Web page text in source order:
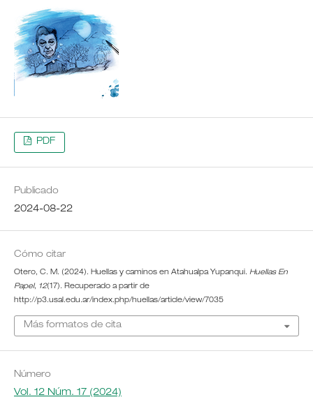
PDF
Publicado
2024-08-22
Cómo citar
Otero, C. M. (2024). Huellas y caminos en Atahualpa Yupanqui. Huellas En
Papel, 12(17). Recuperado a partir de
http://p3.usal.edu.ar/index.php/huellas/article/view/7035
Más formatos de cita
Número
Vol. 12 Núm. 17 (2024)